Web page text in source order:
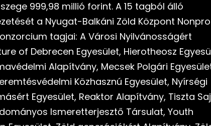
999,98 millió forint. A 15 tagból álló
a Nyugat-Balkáni Zöld Központ
tagjai: A Városi Nyilvánosságért
of Debrecen Egyesület, Hierotheosz
Alapítvány, Mecsek Polgári
Közhasznú Egyesület, Nyírségi
Egyesület, Reaktor Alapítvány, Tiszta
Ismeretterjesztő Társulat, Youth